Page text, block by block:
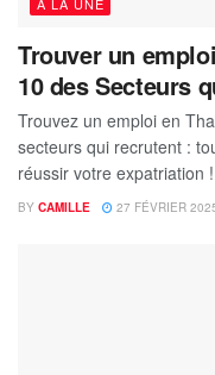
A LA UNE
Trouver un
10 des Secteurs
Trouvez un emploi en
secteurs qui recrutent :
réussir votre expatriation !
BY CAMILLE 27 FÉVRIER